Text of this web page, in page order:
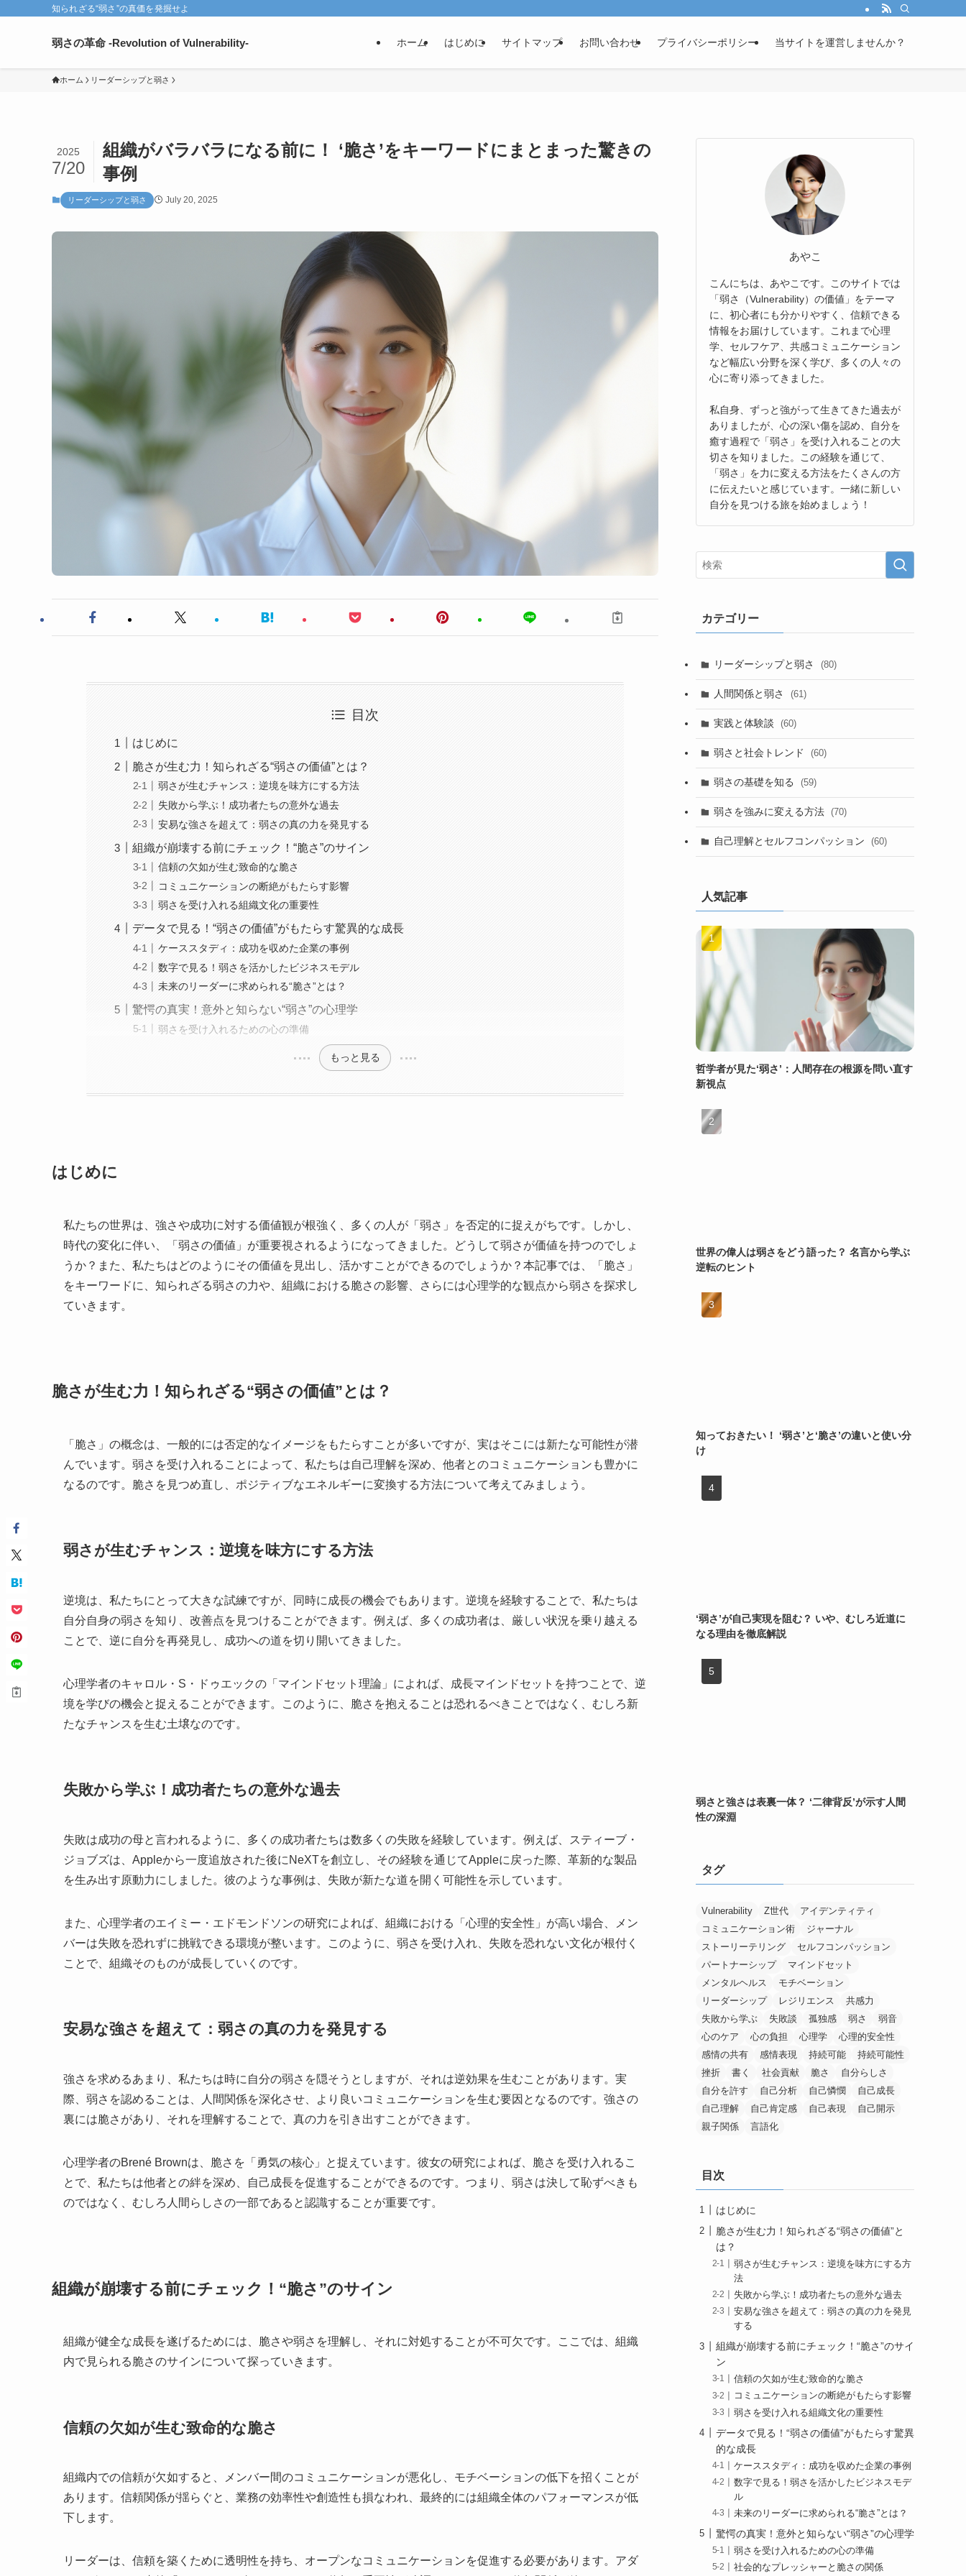
知られざる“弱さ”の真価を発掘せよ
弱さの革命 -Revolution of Vulnerability- ホーム はじめに サイトマップ お問い合わせ プライバシーポリシー 当サイトを運営しませんか？
ホーム リーダーシップと弱さ
組織がバラバラになる前に！ ‘脆さ’をキーワードにまとまった驚きの
事例
2025
7/20
リーダーシップと弱さ July 20, 2025
目次
はじめに
脆さが生む力！知られざる“弱さの価値”とは？
弱さが生むチャンス：逆境を味方にする方法
失敗から学ぶ！成功者たちの意外な過去
安易な強さを超えて：弱さの真の力を発見する
組織が崩壊する前にチェック！“脆さ”のサイン
信頼の欠如が生む致命的な脆さ
コミュニケーションの断絶がもたらす影響
弱さを受け入れる組織文化の重要性
データで見る！“弱さの価値”がもたらす驚異的な成長
ケーススタディ：成功を収めた企業の事例
数字で見る！弱さを活かしたビジネスモデル
未来のリーダーに求められる“脆さ”とは？
驚愕の真実！意外と知らない“弱さ”の心理学
弱さを受け入れるための心の準備
もっと見る
はじめに
私たちの世界は、強さや成功に対する価値観が根強く、多くの人が「弱さ」を否定的に捉えがちです。しかし、
時代の変化に伴い、「弱さの価値」が重要視されるようになってきました。どうして弱さが価値を持つのでしょ
うか？また、私たちはどのようにその価値を見出し、活かすことができるのでしょうか？本記事では、「脆さ」
をキーワードに、知られざる弱さの力や、組織における脆さの影響、さらには心理学的な観点から弱さを探求し
ていきます。
脆さが生む力！知られざる“弱さの価値”とは？
「脆さ」の概念は、一般的には否定的なイメージをもたらすことが多いですが、実はそこには新たな可能性が潜
んでいます。弱さを受け入れることによって、私たちは自己理解を深め、他者とのコミュニケーションも豊かに
なるのです。脆さを見つめ直し、ポジティブなエネルギーに変換する方法について考えてみましょう。
弱さが生むチャンス：逆境を味方にする方法
逆境は、私たちにとって大きな試練ですが、同時に成長の機会でもあります。逆境を経験することで、私たちは
自分自身の弱さを知り、改善点を見つけることができます。例えば、多くの成功者は、厳しい状況を乗り越える
ことで、逆に自分を再発見し、成功への道を切り開いてきました。
心理学者のキャロル・S・ドゥエックの「マインドセット理論」によれば、成長マインドセットを持つことで、逆
境を学びの機会と捉えることができます。このように、脆さを抱えることは恐れるべきことではなく、むしろ新
たなチャンスを生む土壌なのです。
失敗から学ぶ！成功者たちの意外な過去
失敗は成功の母と言われるように、多くの成功者たちは数多くの失敗を経験しています。例えば、スティーブ・
ジョブズは、Appleから一度追放された後にNeXTを創立し、その経験を通じてAppleに戻った際、革新的な製品
を生み出す原動力にしました。彼のような事例は、失敗が新たな道を開く可能性を示しています。
また、心理学者のエイミー・エドモンドソンの研究によれば、組織における「心理的安全性」が高い場合、メン
バーは失敗を恐れずに挑戦できる環境が整います。このように、弱さを受け入れ、失敗を恐れない文化が根付く
ことで、組織そのものが成長していくのです。
安易な強さを超えて：弱さの真の力を発見する
強さを求めるあまり、私たちは時に自分の弱さを隠そうとしますが、それは逆効果を生むことがあります。実
際、弱さを認めることは、人間関係を深化させ、より良いコミュニケーションを生む要因となるのです。強さの
裏には脆さがあり、それを理解することで、真の力を引き出すことができます。
心理学者のBrené Brownは、脆さを「勇気の核心」と捉えています。彼女の研究によれば、脆さを受け入れるこ
とで、私たちは他者との絆を深め、自己成長を促進することができるのです。つまり、弱さは決して恥ずべきも
のではなく、むしろ人間らしさの一部であると認識することが重要です。
組織が崩壊する前にチェック！“脆さ”のサイン
組織が健全な成長を遂げるためには、脆さや弱さを理解し、それに対処することが不可欠です。ここでは、組織
内で見られる脆さのサインについて探っていきます。
信頼の欠如が生む致命的な脆さ
組織内での信頼が欠如すると、メンバー間のコミュニケーションが悪化し、モチベーションの低下を招くことが
あります。信頼関係が揺らぐと、業務の効率性や創造性も損なわれ、最終的には組織全体のパフォーマンスが低
下します。
リーダーは、信頼を築くために透明性を持ち、オープンなコミュニケーションを促進する必要があります。アダ
あやこ
こんにちは、あやこです。このサイトでは
「弱さ（Vulnerability）の価値」をテーマ
に、初心者にも分かりやすく、信頼できる
情報をお届けしています。これまで心理
学、セルフケア、共感コミュニケーション
など幅広い分野を深く学び、多くの人々の
心に寄り添ってきました。
私自身、ずっと強がって生きてきた過去が
ありましたが、心の深い傷を認め、自分を
癒す過程で「弱さ」を受け入れることの大
切さを知りました。この経験を通じて、
「弱さ」を力に変える方法をたくさんの方
に伝えたいと感じています。一緒に新しい
自分を見つける旅を始めましょう！
カテゴリー
リーダーシップと弱さ (80)
人間関係と弱さ (61)
実践と体験談 (60)
弱さと社会トレンド (60)
弱さの基礎を知る (59)
弱さを強みに変える方法 (70)
自己理解とセルフコンパッション (60)
人気記事
哲学者が見た‘弱さ’：人間存在の根源を問い直す
新視点
世界の偉人は弱さをどう語った？ 名言から学ぶ
逆転のヒント
知っておきたい！ ‘弱さ’と‘脆さ’の違いと使い分
け
‘弱さ’が自己実現を阻む？ いや、むしろ近道に
なる理由を徹底解説
弱さと強さは表裏一体？ ‘二律背反’が示す人間
性の深淵
タグ
Vulnerability Z世代
アイデンティティ
コミュニケーション術
ジャーナル
ストーリーテリング
セルフコンパッション
パートナーシップ
マインドセット
メンタルヘルス
モチベーション
リーダーシップ
レジリエンス
共感力
失敗から学ぶ
失敗談 孤独感 弱さ
弱音
心のケア
心の負担 心理学
心理的安全性
感情の共有
感情表現 持続可能
持続可能性
挫折
書く 社会貢献 脆さ
自分らしさ
自分を許す
自己分析 自己憐憫
自己成長
自己理解
自己肯定感 自己表現
自己開示
親子関係
言語化
目次
はじめに
脆さが生む力！知られざる“弱さの価値”と
は？
弱さが生むチャンス：逆境を味方にする方
法
失敗から学ぶ！成功者たちの意外な過去
安易な強さを超えて：弱さの真の力を発見
する
組織が崩壊する前にチェック！“脆さ”のサイ
ン
信頼の欠如が生む致命的な脆さ
コミュニケーションの断絶がもたらす影響
弱さを受け入れる組織文化の重要性
データで見る！“弱さの価値”がもたらす驚異
的な成長
ケーススタディ：成功を収めた企業の事例
数字で見る！弱さを活かしたビジネスモデ
ル
未来のリーダーに求められる“脆さ”とは？
驚愕の真実！意外と知らない“弱さ”の心理学
弱さを受け入れるための心の準備
社会的なプレッシャーと脆さの関係